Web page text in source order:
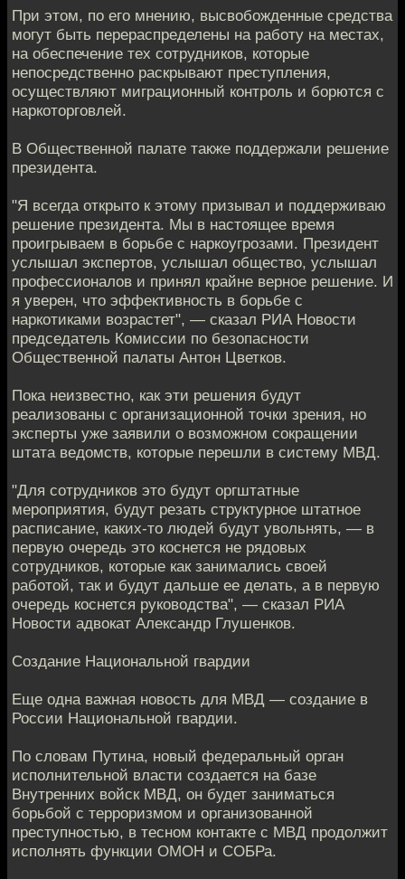
При этом, по его мнению, высвобожденные средства
могут быть перераспределены на работу на местах,
на обеспечение тех сотрудников, которые
непосредственно раскрывают преступления,
осуществляют миграционный контроль и борются с
наркоторговлей.
В Общественной палате также поддержали решение
президента.
"Я всегда открыто к этому призывал и поддерживаю
решение президента. Мы в настоящее время
проигрываем в борьбе с наркоугрозами. Президент
услышал экспертов, услышал общество, услышал
профессионалов и принял крайне верное решение. И
я уверен, что эффективность в борьбе с
наркотиками возрастет", — сказал РИА Новости
председатель Комиссии по безопасности
Общественной палаты Антон Цветков.
Пока неизвестно, как эти решения будут
реализованы с организационной точки зрения, но
эксперты уже заявили о возможном сокращении
штата ведомств, которые перешли в систему МВД.
"Для сотрудников это будут оргштатные
мероприятия, будут резать структурное штатное
расписание, каких-то людей будут увольнять, — в
первую очередь это коснется не рядовых
сотрудников, которые как занимались своей
работой, так и будут дальше ее делать, а в первую
очередь коснется руководства", — сказал РИА
Новости адвокат Александр Глушенков.
Создание Национальной гвардии
Еще одна важная новость для МВД — создание в
России Национальной гвардии.
По словам Путина, новый федеральный орган
исполнительной власти создается на базе
Внутренних войск МВД, он будет заниматься
борьбой с терроризмом и организованной
преступностью, в тесном контакте с МВД продолжит
исполнять функции ОМОН и СОБРа.